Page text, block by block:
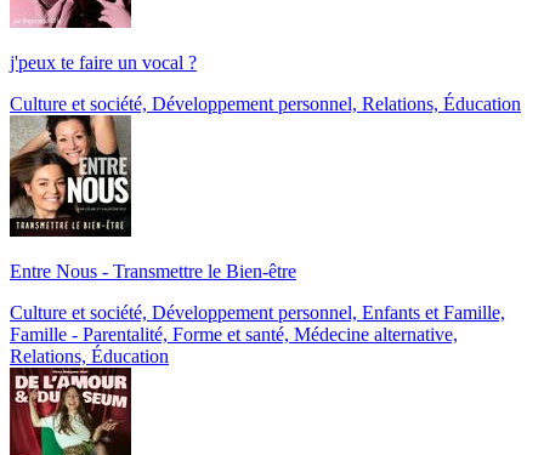
j'peux te faire un vocal ?
Culture et société, Développement personnel, Relations, Éducation
Entre Nous - Transmettre le Bien-être
Culture et société, Développement personnel, Enfants et Famille,
Famille - Parentalité, Forme et santé, Médecine alternative,
Relations, Éducation